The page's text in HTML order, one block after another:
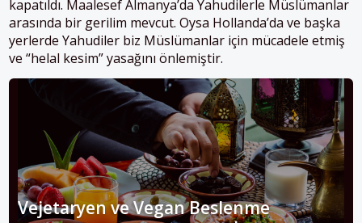
kapatıldı. Maalesef Almanya’da Yahudilerle Müslümanlar
arasında bir gerilim mevcut. Oysa Hollanda’da ve başka
yerlerde Yahudiler biz Müslümanlar için mücadele etmiş
ve “helal kesim” yasağını önlemiştir.
Vejetaryen ve Vegan Beslenme